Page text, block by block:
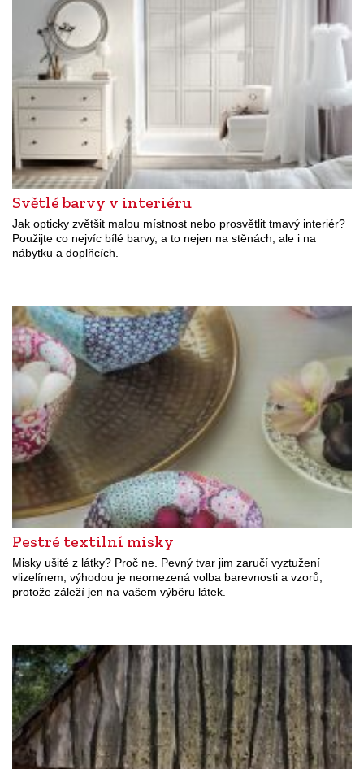
Světlé barvy v interiéru
Jak opticky zvětšit malou místnost nebo prosvětlit tmavý interiér?
Použijte co nejvíc bílé barvy, a to nejen na stěnách, ale i na
nábytku a doplňcích.
Pestré textilní misky
Misky ušité z látky? Proč ne. Pevný tvar jim zaručí vyztužení
vlizelínem, výhodou je neomezená volba barevnosti a vzorů,
protože záleží jen na vašem výběru látek.